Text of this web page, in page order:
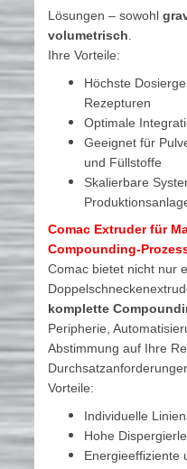
Lösungen – sowohl
volumetrisch.
Ihre Vorteile:
Höchste
Rezepturen
Optimale
Geeignet für
und Füllstoffe
Skalierbare
Comac Extruder für
Compounding-
Comac bietet nicht nur
komplette
Peripherie,
Abstimmung auf Ihre
Vorteile:
Individuelle
Hohe
Energieeffiziente